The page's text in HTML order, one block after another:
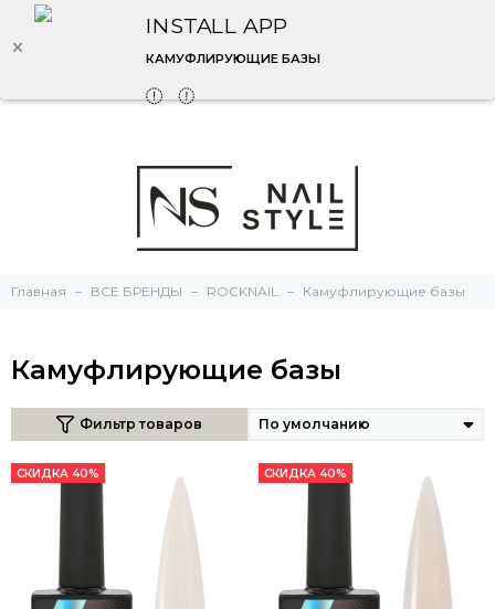
INSTALL APP
КАМУФЛИРУЮЩИЕ БАЗЫ
Главная ВСЕ БРЕНДЫ ROCKNAIL Камуфлирующие базы
Камуфлирующие базы
Фильтр товаров
СКИДКА 40% СКИДКА 40%